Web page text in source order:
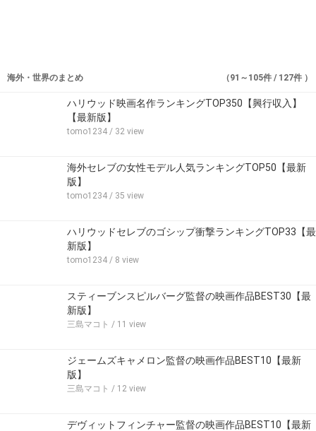
海外・世界のまとめ （91～105件 / 127件 ）
ハリウッド映画名作ランキングTOP350【興行収入】
【最新版】
tomo1234 / 32 view
海外セレブの女性モデル人気ランキングTOP50【最新
版】
tomo1234 / 35 view
ハリウッドセレブのゴシップ衝撃ランキングTOP33【最
新版】
tomo1234 / 8 view
スティーブンスピルバーグ監督の映画作品BEST30【最
新版】
三島マコト / 11 view
ジェームズキャメロン監督の映画作品BEST10【最新
版】
三島マコト / 12 view
デヴィットフィンチャー監督の映画作品BEST10【最新